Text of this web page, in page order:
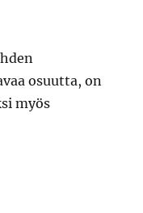
osuutta, on
myös